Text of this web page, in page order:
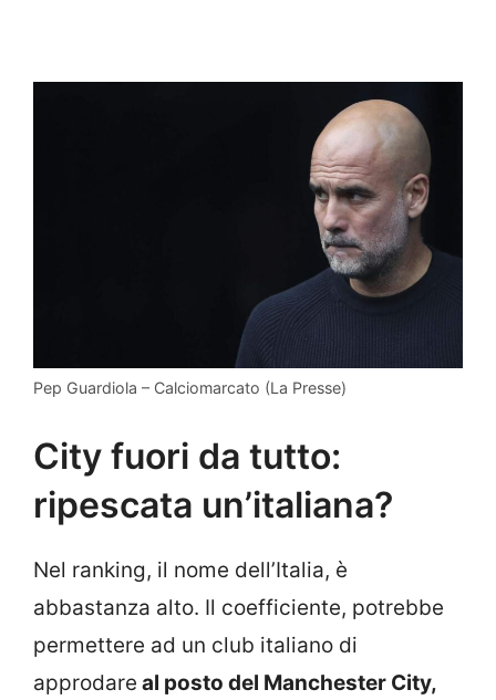
Pep Guardiola – Calciomarcato (La Presse)
City fuori da tutto:
ripescata un’italiana?
Nel ranking, il nome dell’Italia, è
abbastanza alto. Il coefficiente, potrebbe
permettere ad un club italiano di
approdare al posto del Manchester City,